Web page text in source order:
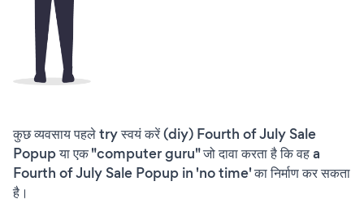
कुछ व्यवसाय पहले try स्वयं करें (diy) Fourth of July Sale
Popup या एक "computer guru" जो दावा करता है कि वह a
Fourth of July Sale Popup in 'no time' का निर्माण कर सकता
है।